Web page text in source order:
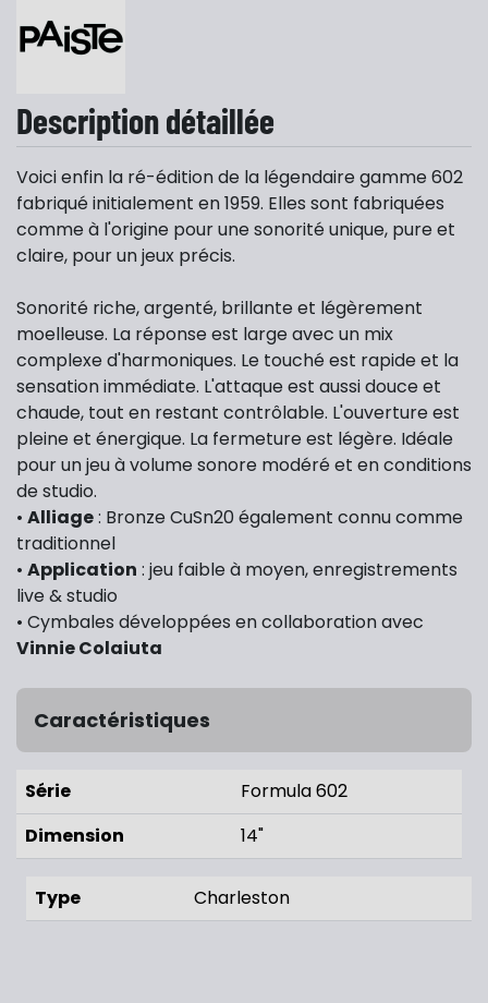
Description détaillée
Voici enfin la ré-édition de la légendaire gamme 602
fabriqué initialement en 1959. Elles sont fabriquées
comme à l'origine pour une sonorité unique, pure et
claire, pour un jeux précis.
Sonorité riche, argenté, brillante et légèrement
moelleuse. La réponse est large avec un mix
complexe d'harmoniques. Le touché est rapide et la
sensation immédiate. L'attaque est aussi douce et
chaude, tout en restant contrôlable. L'ouverture est
pleine et énergique. La fermeture est légère. Idéale
pour un jeu à volume sonore modéré et en conditions
de studio.
• Alliage: Bronze CuSn20 également connu comme
traditionnel
• Application : jeu faible à moyen, enregistrements
live & studio
• Cymbales développées en collaboration avec
Vinnie Colaiuta
Caractéristiques
Série
Formula 602
Dimension
14"
Type Charleston